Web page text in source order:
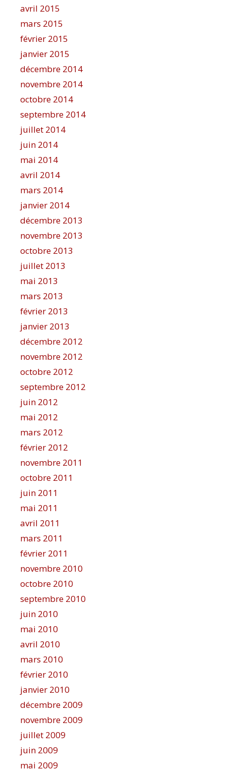
avril 2015
mars 2015
février 2015
janvier 2015
décembre 2014
novembre 2014
octobre 2014
septembre 2014
juillet 2014
juin 2014
mai 2014
avril 2014
mars 2014
janvier 2014
décembre 2013
novembre 2013
octobre 2013
juillet 2013
mai 2013
mars 2013
février 2013
janvier 2013
décembre 2012
novembre 2012
octobre 2012
septembre 2012
juin 2012
mai 2012
mars 2012
février 2012
novembre 2011
octobre 2011
juin 2011
mai 2011
avril 2011
mars 2011
février 2011
novembre 2010
octobre 2010
septembre 2010
juin 2010
mai 2010
avril 2010
mars 2010
février 2010
janvier 2010
décembre 2009
novembre 2009
juillet 2009
juin 2009
mai 2009